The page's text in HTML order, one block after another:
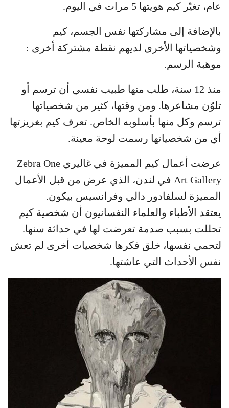
عام، تغيّر كيم هويتها 5 مرات في اليوم.
بالإضافة إلى مشاركتها نفس الجسم، كيم
وشخصياتها الأخرى لديهم نقطة مشتركة أخرى :
موهبة الرسم.
منذ 12 سنة، طلب منها طبيب نفسي أن ترسم أو
تلوّن مشاعرها. ومن وقتها، كثير من شخصياتها
ترسم وكل منها بأسلوبه الخاص. تعرف كيم بغريزتها
أي من شخصياتها رسمت لوحة معينة.
عرضت أعمال كيم المميزة في غاليري Zebra One
Art Gallery في لندن، الذي عرض من قبل الأعمال
المميزة لسلفادور دالي وفرانسيس بيكون.
يعتقد الأطباء والعلماء النفسانيون أن شخصية كيم
تحللت بسبب صدمة تعرضت لها في حداثة سنها.
لتحمي نفسها، خلق فكرها شخصيات أخرى لم تعش
نفس الأحداث التي عاشتها.